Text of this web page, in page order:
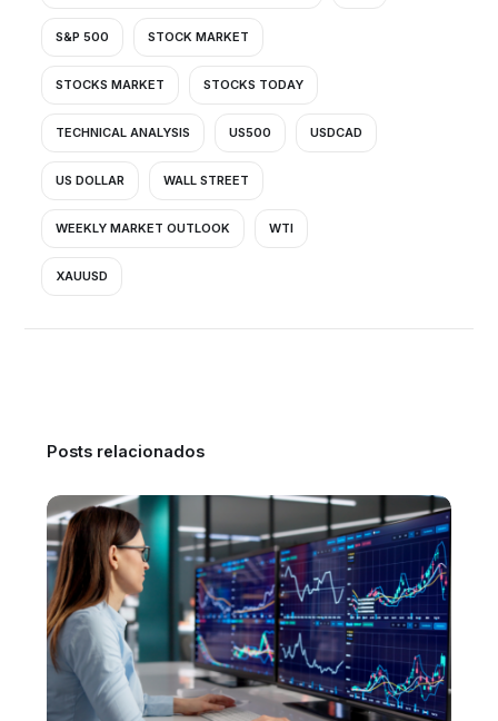
S&P 500 STOCK MARKET
STOCKS MARKET STOCKS TODAY
TECHNICAL ANALYSIS US500 USDCAD
US DOLLAR WALL STREET
WEEKLY MARKET OUTLOOK WTI
XAUUSD
Posts relacionados